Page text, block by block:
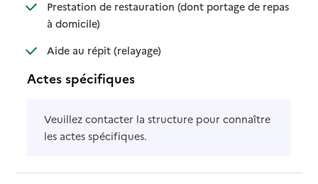
Prestation de restauration (dont portage de repas
à domicile): disponible
: non disponible
Aide au répit (relayage): disponible
: non disponible
Actes spécifiques
Veuillez contacter la structure pour connaître
les actes spécifiques.